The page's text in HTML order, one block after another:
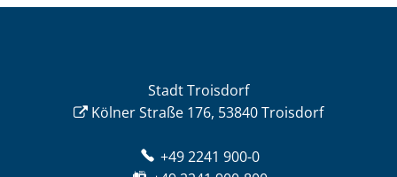
Stadt Troisdorf
Kölner Straße 176, 53840 Troisdorf
+49 2241 900-0